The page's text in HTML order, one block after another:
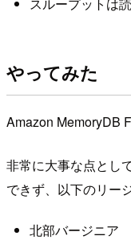
やってみた
Amazon MemoryDB
非常に大事な点とし
できず、以下のリー
北部バージニア